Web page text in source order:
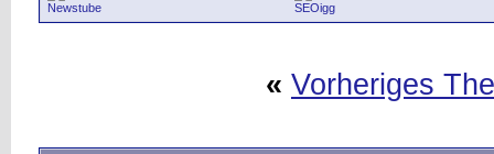
Newstube SEOigg
« Vorheriges